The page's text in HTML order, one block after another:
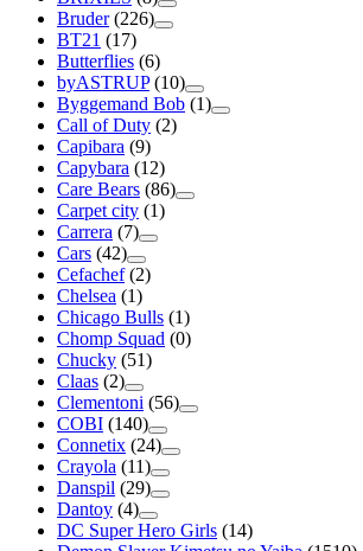
Bruder (226)
BT21 (17)
Butterflies (6)
byASTRUP (10)
Byggemand Bob (1)
Call of Duty (2)
Capibara (9)
Capybara (12)
Care Bears (86)
Carpet city (1)
Carrera (7)
Cars (42)
Cefachef (2)
Chelsea (1)
Chicago Bulls (1)
Chomp Squad (0)
Chucky (51)
Claas (2)
Clementoni (56)
COBI (140)
Connetix (24)
Crayola (11)
Danspil (29)
Dantoy (4)
DC Super Hero Girls (14)